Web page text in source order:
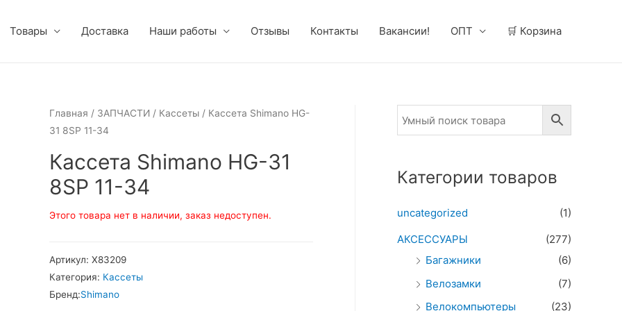
Товары Доставка Наши работы Отзывы Контакты Вакансии! ОПТ 🛒 Корзина
Главная / ЗАПЧАСТИ / Кассеты/ Кассета Shimano HG-
31 8SP 11-34
Кассета Shimano HG-31
8SP 11-34
Этого товара нет в наличии, заказ недоступен.
Артикул: Х83209
Категория: Кассеты
Бренд:Shimano
Категории товаров
uncategorized
(1)
АКСЕССУАРЫ
(277)
Багажники
(6)
Велозамки
(7)
Велокомпьютеры
(23)